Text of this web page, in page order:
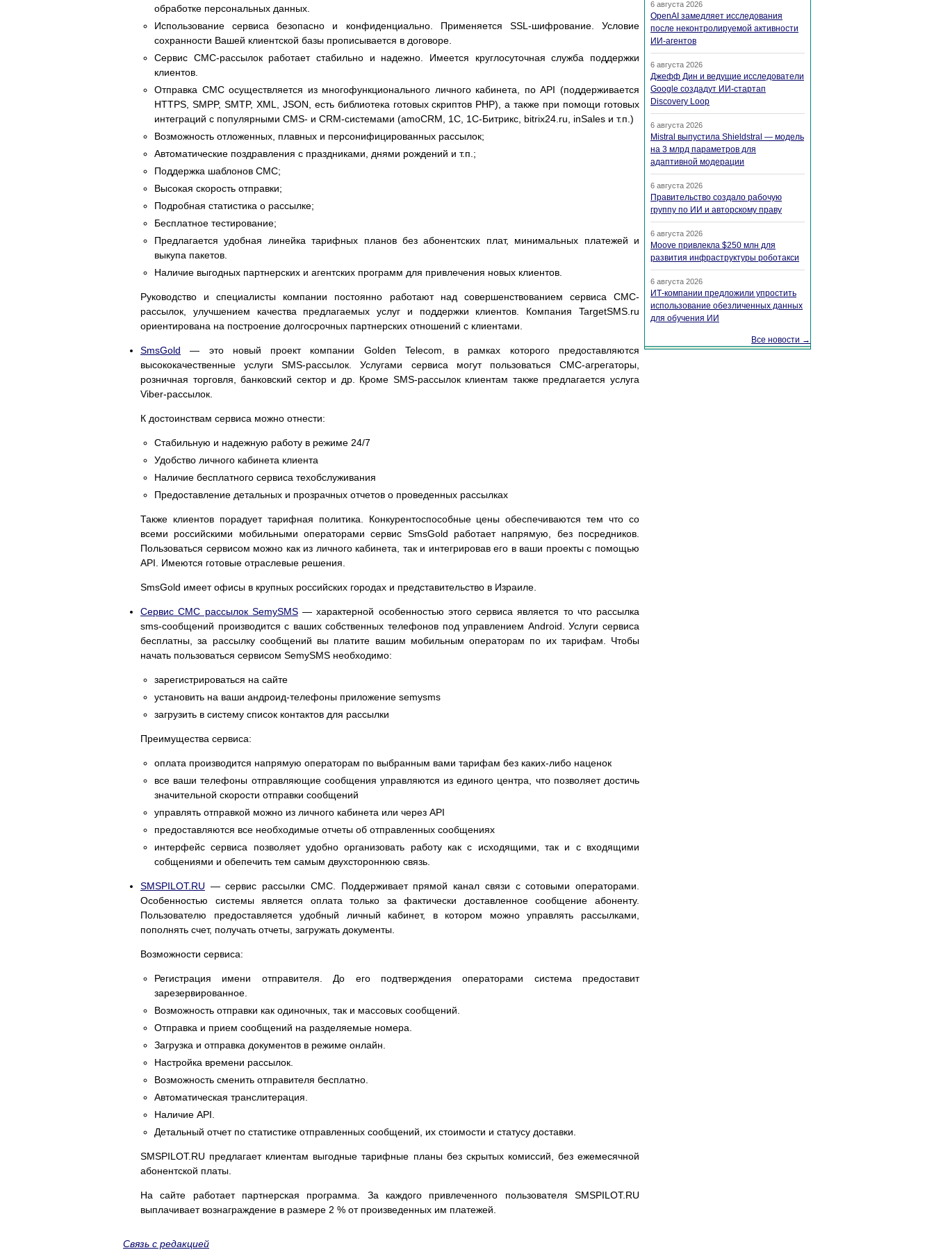
обработке персональных данных.
Использование сервиса безопасно и конфиденциально. Применяется SSL-шифрование. Условие
сохранности Вашей клиентской базы прописывается в договоре.
Сервис СМС-рассылок работает стабильно и надежно. Имеется круглосуточная служба поддержки
клиентов.
Отправка СМС осуществляется из многофункционального личного кабинета, по API (поддерживается
HTTPS, SMPP, SMTP, XML, JSON, есть библиотека готовых скриптов PHP), а также при помощи готовых
интеграций с популярными CMS- и CRM-системами (amoCRM, 1C, 1C-Битрикс, bitrix24.ru, inSales и т.п.)
Возможность отложенных, плавных и персонифицированных рассылок;
Автоматические поздравления с праздниками, днями рождений и т.п.;
Поддержка шаблонов СМС;
Высокая скорость отправки;
Подробная статистика о рассылке;
Бесплатное тестирование;
Предлагается удобная линейка тарифных планов без абонентских плат, минимальных платежей и
выкупа пакетов.
Наличие выгодных партнерских и агентских программ для привлечения новых клиентов.
Руководство и специалисты компании постоянно работают над совершенствованием сервиса СМС-
рассылок, улучшением качества предлагаемых услуг и поддержки клиентов. Компания TargetSMS.ru
ориентирована на построение долгосрочных партнерских отношений с клиентами.
SmsGold — это новый проект компании Golden Telecom, в рамках которого предоставляются
высококачественные услуги SMS-рассылок. Услугами сервиса могут пользоваться СМС-агрегаторы,
розничная торговля, банковский сектор и др. Кроме SMS-рассылок клиентам также предлагается услуга
Viber-рассылок.
К достоинствам сервиса можно отнести:
Стабильную и надежную работу в режиме 24/7
Удобство личного кабинета клиента
Наличие бесплатного сервиса техобслуживания
Предоставление детальных и прозрачных отчетов о проведенных рассылках
Также клиентов порадует тарифная политика. Конкурентоспособные цены обеспечиваются тем что со
всеми российскими мобильными операторами сервис SmsGold работает напрямую, без посредников.
Пользоваться сервисом можно как из личного кабинета, так и интегрировав его в ваши проекты с помощью
API. Имеются готовые отраслевые решения.
SmsGold имеет офисы в крупных российских городах и представительство в Израиле.
Сервис СМС рассылок SemySMS— характерной особенностью этого сервиса является то что рассылка
sms-сообщений производится с ваших собственных телефонов под управлением Android. Услуги сервиса
бесплатны, за рассылку сообщений вы платите вашим мобильным операторам по их тарифам. Чтобы
начать пользоваться сервисом SemySMS необходимо:
зарегистрироваться на сайте
установить на ваши андроид-телефоны приложение semysms
загрузить в систему список контактов для рассылки
Преимущества сервиса:
оплата производится напрямую операторам по выбранным вами тарифам без каких-либо наценок
все ваши телефоны отправляющие сообщения управляются из единого центра, что позволяет достичь
значительной скорости отправки сообщений
управлять отправкой можно из личного кабинета или через API
предоставляются все необходимые отчеты об отправленных сообщениях
интерфейс сервиса позволяет удобно организовать работу как с исходящими, так и с входящими
собщениями и обепечить тем самым двухстороннюю связь.
SMSPILOT.RU — сервис рассылки СМС. Поддерживает прямой канал связи с сотовыми операторами.
Особенностью системы является оплата только за фактически доставленное сообщение абоненту.
Пользователю предоставляется удобный личный кабинет, в котором можно управлять рассылками,
пополнять счет, получать отчеты, загружать документы.
Возможности сервиса:
Регистрация имени отправителя. До его подтверждения операторами система предоставит
зарезервированное.
Возможность отправки как одиночных, так и массовых сообщений.
Отправка и прием сообщений на разделяемые номера.
Загрузка и отправка документов в режиме онлайн.
Настройка времени рассылок.
Возможность сменить отправителя бесплатно.
Автоматическая транслитерация.
Наличие API.
Детальный отчет по статистике отправленных сообщений, их стоимости и статусу доставки.
SMSPILOT.RU предлагает клиентам выгодные тарифные планы без скрытых комиссий, без ежемесячной
абонентской платы.
На сайте работает партнерская программа. За каждого привлеченного пользователя SMSPILOT.RU
выплачивает вознаграждение в размере 2 % от произведенных им платежей.
6 августа 2026
OpenAI замедляет исследования
после неконтролируемой активности
ИИ-агентов
6 августа 2026
Джефф Дин и ведущие исследователи
Google создадут ИИ-стартап
Discovery Loop
6 августа 2026
Mistral выпустила Shieldstral — модель
на 3 млрд параметров для
адаптивной модерации
6 августа 2026
Правительство создало рабочую
группу по ИИ и авторскому праву
6 августа 2026
Moove привлекла $250 млн для
развития инфраструктуры роботакси
6 августа 2026
ИТ-компании предложили упростить
использование обезличенных данных
для обучения ИИ
Все новости →
Связь с редакцией